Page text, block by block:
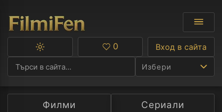
Избери
Ф
Превключване
тъмна
тема
Любими
0 Вход в сайта
Филми
Сериали